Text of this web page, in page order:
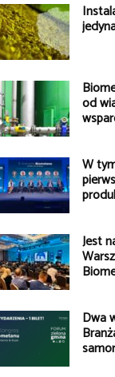
od
W
Jest
Dwa